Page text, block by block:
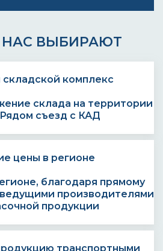
ВЫБИРАЮТ
склада на территории
съезд с КАД
благодаря прямому
ведущими производителями
продукции